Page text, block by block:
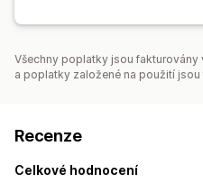
Všechny poplatky jsou fakturovány
a poplatky založené na použití
Recenze
Celkové hodnocení